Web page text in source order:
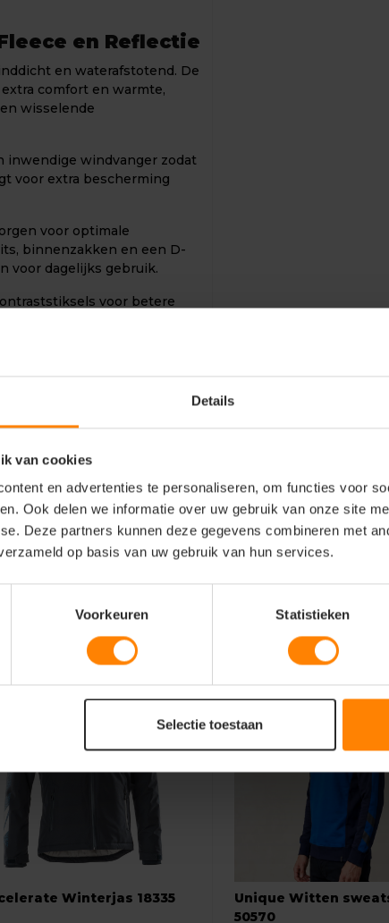
Details
van cookies
en advertenties te personaliseren, om functies voor
Ook delen we informatie over uw gebruik van onze site
Deze partners kunnen deze gegevens combineren met
op basis van uw gebruik van hun services.
Voorkeuren Statistieken
Selectie toestaan
en Reflectie
en waterafstotend. De
comfort en warmte,
wisselende
inwendige windvanger zodat
voor extra bescherming
voor optimale
binnenzakken en een D-
voor dagelijks gebruik.
voor betere
g/m²)
Winterjas 18335
Unique Witten
50570